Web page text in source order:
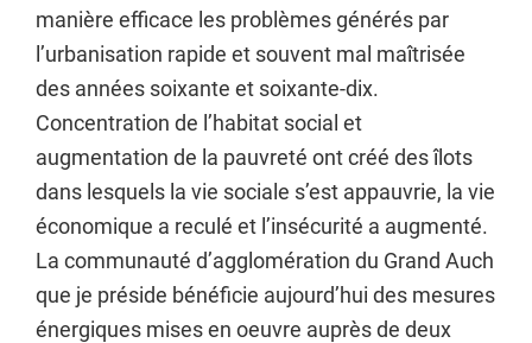
manière efficace les problèmes générés par
l’urbanisation rapide et souvent mal maîtrisée
des années soixante et soixante-dix.
Concentration de l’habitat social et
augmentation de la pauvreté ont créé des îlots
dans lesquels la vie sociale s’est appauvrie, la vie
économique a reculé et l’insécurité a augmenté.
La communauté d’agglomération du Grand Auch
que je préside bénéficie aujourd’hui des mesures
énergiques mises en oeuvre auprès de deux